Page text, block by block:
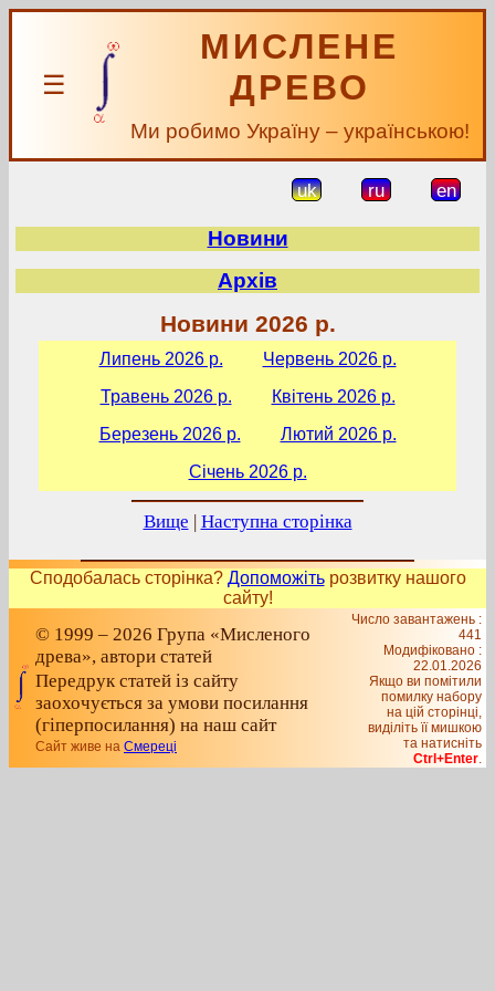
☰
МИСЛЕНЕ
ДРЕВО
Ми робимо Україну – українською!
uk ru en
Новини
Архів
Новини 2026 р.
Липень 2026 р.
Червень 2026 р.
Травень 2026 р.
Квітень 2026 р.
Березень 2026 р.
Лютий 2026 р.
Січень 2026 р.
Вище | Наступна сторінка
Сподобалась сторінка? Допоможітьрозвитку нашого
сайту!
© 1999 – 2026 Група «Мисленого
древа», автори статей
Передрук статей із сайту
заохочується за умови посилання
(гіперпосилання) на наш сайт
Сайт живе на Смереці
Число завантажень :
441
Модифіковано :
22.01.2026
Якщо ви помітили
помилку набору
на цiй сторiнцi,
видiлiть її мишкою
та натисніть
Ctrl+Enter.